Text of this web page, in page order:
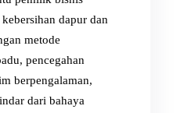
dapur dan
metode
pencegahan
berpengalaman,
dari bahaya